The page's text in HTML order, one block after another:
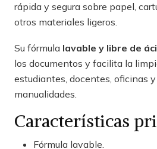
rápida y segura sobre papel,
otros materiales ligeros.
Su fórmula lavable y libre de
los documentos y facilita la
estudiantes, docentes, oficinas
manualidades.
Características
Fórmula lavable.